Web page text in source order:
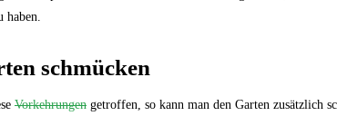
haben.
schmücken
Vorkehrungen getroffen, so kann man den Garten zusätzlich